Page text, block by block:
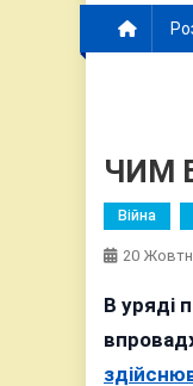
ЧИМ
Війна
20
В уряді